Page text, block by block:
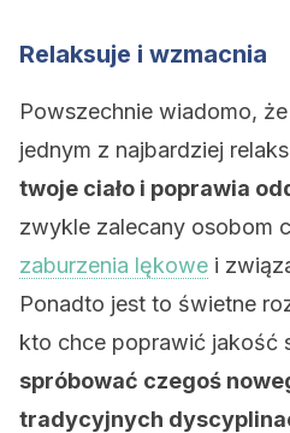
Relaksuje i wzmacnia
Powszechnie wiadomo,
jednym z najbardziej
twoje ciało i poprawia
zwykle zalecany osobom
zaburzenia lękowe i
Ponadto jest to świetne
kto chce poprawić jakość
spróbować czegoś
tradycyjnych